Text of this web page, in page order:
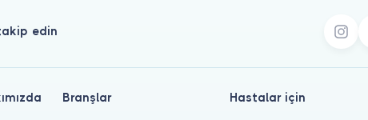
edin
Branşlar Hastalar için